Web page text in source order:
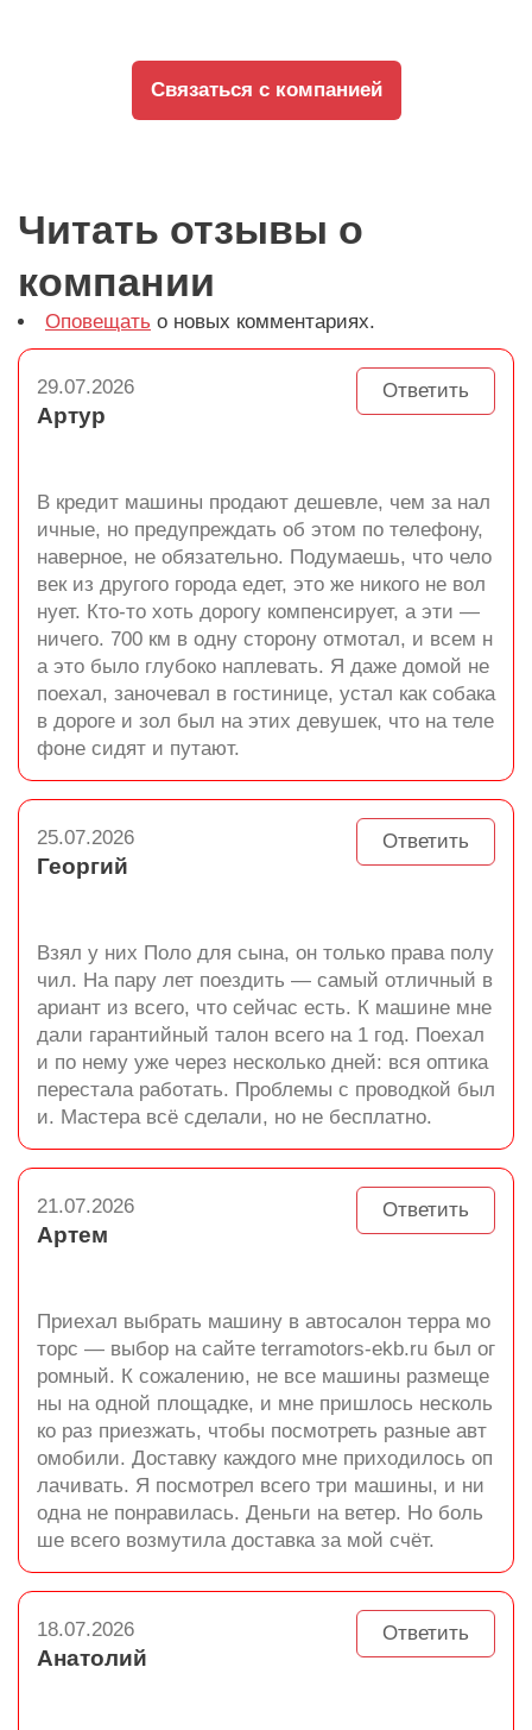
Связаться с компанией
Читать отзывы о
компании
Оповещать о новых комментариях.
Ответить
29.07.2026
Артур
В кредит машины продают дешевле, чем за нал
ичные, но предупреждать об этом по телефону,
наверное, не обязательно. Подумаешь, что чело
век из другого города едет, это же никого не вол
нует. Кто-то хоть дорогу компенсирует, а эти —
ничего. 700 км в одну сторону отмотал, и всем н
а это было глубоко наплевать. Я даже домой не
поехал, заночевал в гостинице, устал как собака
в дороге и зол был на этих девушек, что на теле
фоне сидят и путают.
Ответить
25.07.2026
Георгий
Взял у них Поло для сына, он только права полу
чил. На пару лет поездить — самый отличный в
ариант из всего, что сейчас есть. К машине мне
дали гарантийный талон всего на 1 год. Поехал
и по нему уже через несколько дней: вся оптика
перестала работать. Проблемы с проводкой был
и. Мастера всё сделали, но не бесплатно.
Ответить
21.07.2026
Артем
Приехал выбрать машину в автосалон терра мо
торс — выбор на сайте terramotors-ekb.ru был ог
ромный. К сожалению, не все машины размеще
ны на одной площадке, и мне пришлось несколь
ко раз приезжать, чтобы посмотреть разные авт
омобили. Доставку каждого мне приходилось оп
лачивать. Я посмотрел всего три машины, и ни
одна не понравилась. Деньги на ветер. Но боль
ше всего возмутила доставка за мой счёт.
Ответить
18.07.2026
Анатолий